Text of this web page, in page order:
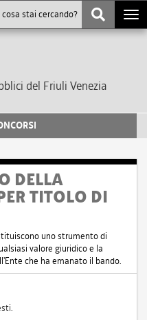
del Friuli Venezia
DELLA
TITOLO DI
uno strumento di
valore giuridico e la
che ha emanato il bando.